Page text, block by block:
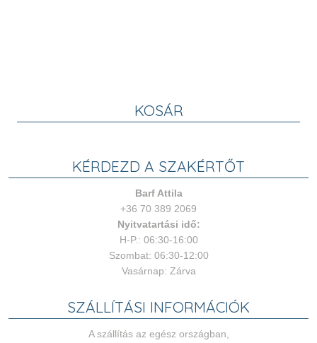
KOSÁR
KÉRDEZD A SZAKÉRTŐT
Barf Attila
+36 70 389 2069
Nyitvatartási idő:
H-P.: 06:30-16:00
Szombat: 06:30-12:00
Vasárnap: Zárva
SZÁLLÍTÁSI INFORMÁCIÓK
A szállítás az egész országban,